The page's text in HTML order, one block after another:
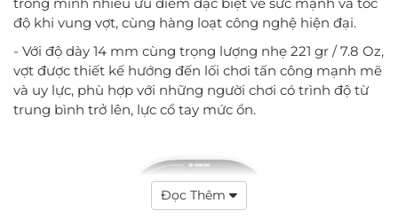
độ khi vung vợt, cùng hàng loạt công nghệ hiện đại.
- Với độ dày 14 mm cùng trọng lượng nhẹ 221 gr / 7.8 Oz,
vợt được thiết kế hướng đến lối chơi tấn công mạnh mẽ
và uy lực, phù hợp với những người chơi có trình độ từ
trung bình trở lên, lực cổ tay mức ổn.
Đọc Thêm